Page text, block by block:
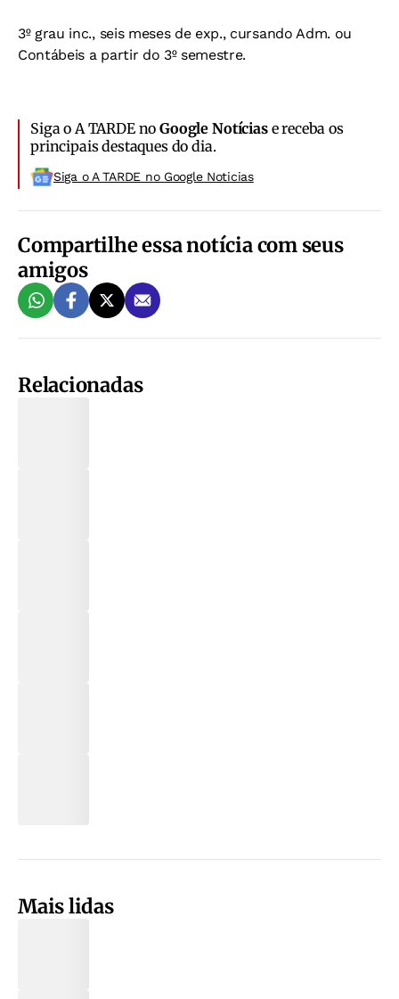
3º grau inc., seis meses de exp., cursando Adm. ou
Contábeis a partir do 3º semestre.
Siga o A TARDE noGoogle Notíciase receba os
principais destaques do dia.
Siga o A TARDE no Google Noticias
Compartilhe essa notícia com seus
amigos
Relacionadas
Mais lidas